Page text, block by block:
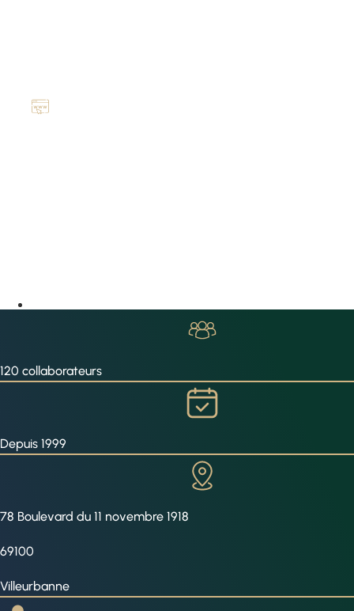
120 collaborateurs
Depuis 1999
78 Boulevard du 11 novembre 1918
69100
Villeurbanne